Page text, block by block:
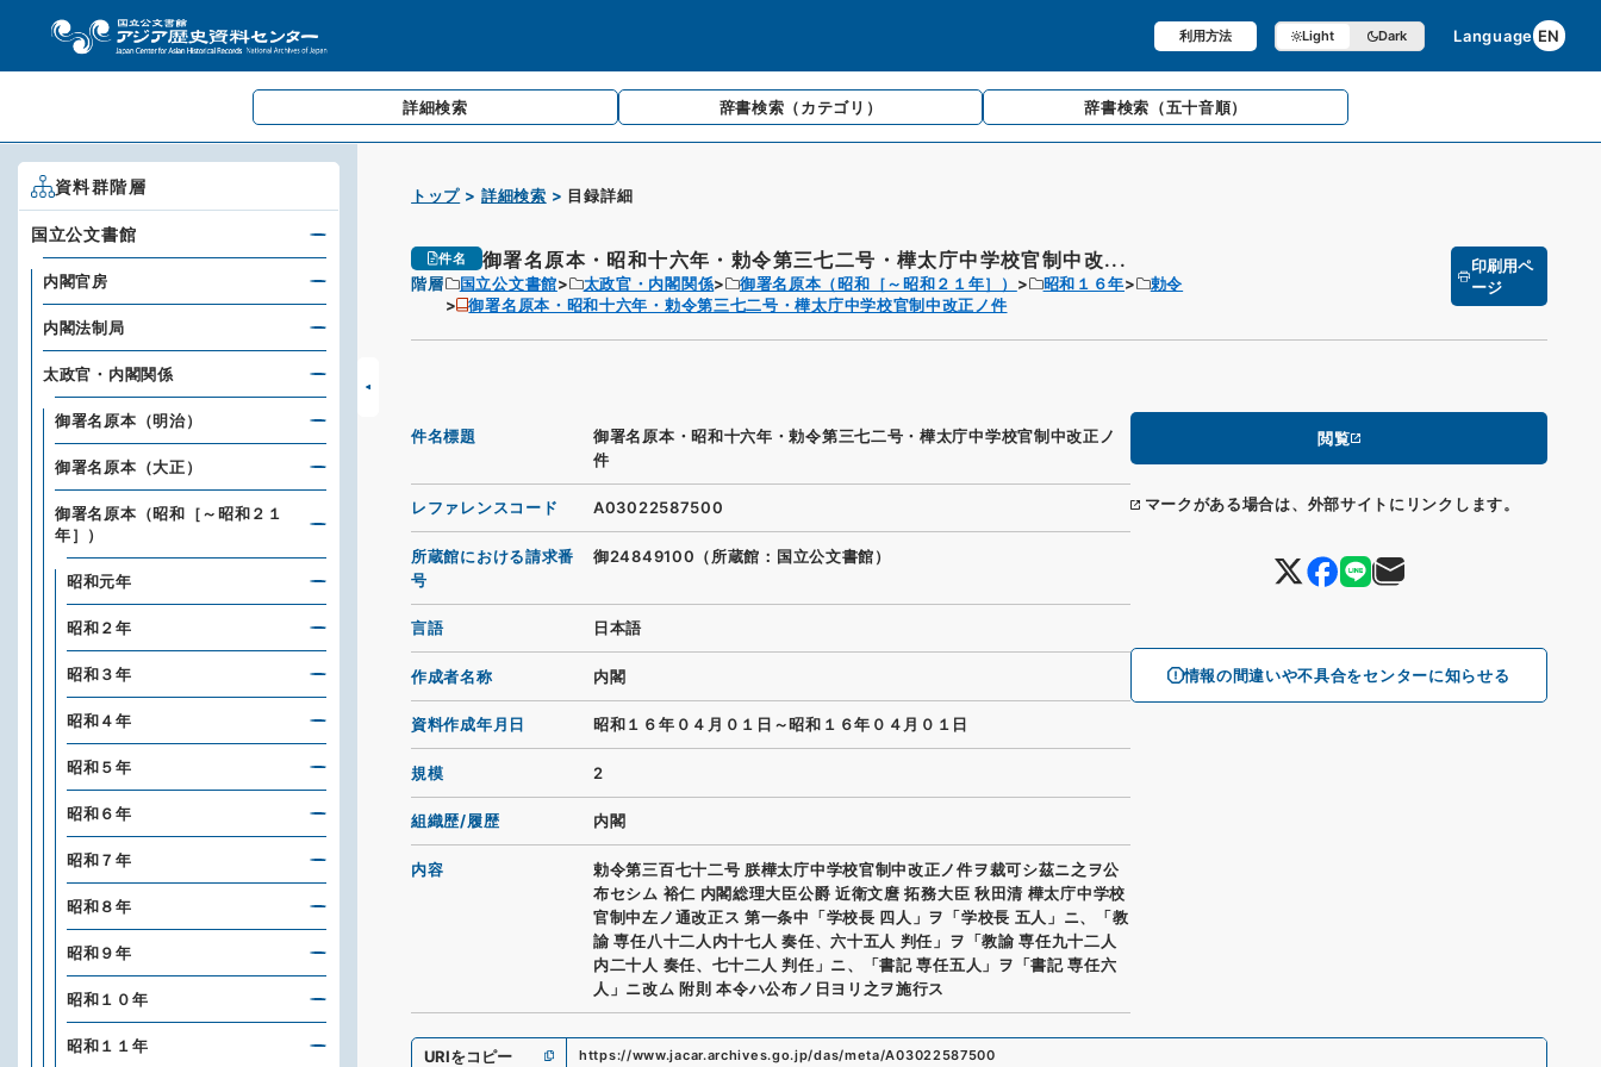
利用方法 Light Dark Language EN
詳細検索 辞書検索 （カテゴリ） 辞書検索 （五十音順）
トップ 詳細検索 目録詳細
件名 御署名原本・昭和十六年・勅令第三七二号・樺太庁中学校官制中改...
階層 国立公文書館 太政官・内閣関係 御署名原本（昭和［～昭和２１年］） 昭和１６年
勅令
御署名原本・昭和十六年・勅令第三七二号・樺太庁中学校官制中改正ノ件
印刷用ペ
ージ
閲覧
マークがある場合は、外部サイトにリンクします。
情報の間違いや不具合をセンターに知らせる
件名標題
御署名原本・昭和十六年・勅令第三七二号・樺太庁中学校官制中改正ノ
件
レファレンスコード A03022587500
所蔵館における請求番
号
御24849100（所蔵館：国立公文書館）
言語 日本語
作成者名称 内閣
資料作成年月日 昭和１６年０４月０１日～昭和１６年０４月０１日
規模 2
組織歴/履歴 内閣
内容
勅令第三百七十二号 朕樺太庁中学校官制中改正ノ件ヲ裁可シ茲ニ之ヲ公
布セシム 裕仁 内閣総理大臣公爵 近衛文麿 拓務大臣 秋田清 樺太庁中学校
官制中左ノ通改正ス 第一条中「学校長 四人」ヲ「学校長 五人」ニ、「教
諭 専任八十二人内十七人 奏任、六十五人 判任」ヲ「教諭 専任九十二人
内二十人 奏任、七十二人 判任」ニ、「書記 専任五人」ヲ「書記 専任六
人」ニ改ム 附則 本令ハ公布ノ日ヨリ之ヲ施行ス
URIをコピー https://www.jacar.archives.go.jp/das/meta/A03022587500
資料群階層
国立公文書館
内閣官房
内閣法制局
太政官・内閣関係
御署名原本（明治）
御署名原本（大正）
御署名原本（昭和［～昭和２１
年］）
昭和元年
昭和２年
昭和３年
昭和４年
昭和５年
昭和６年
昭和７年
昭和８年
昭和９年
昭和１０年
昭和１１年